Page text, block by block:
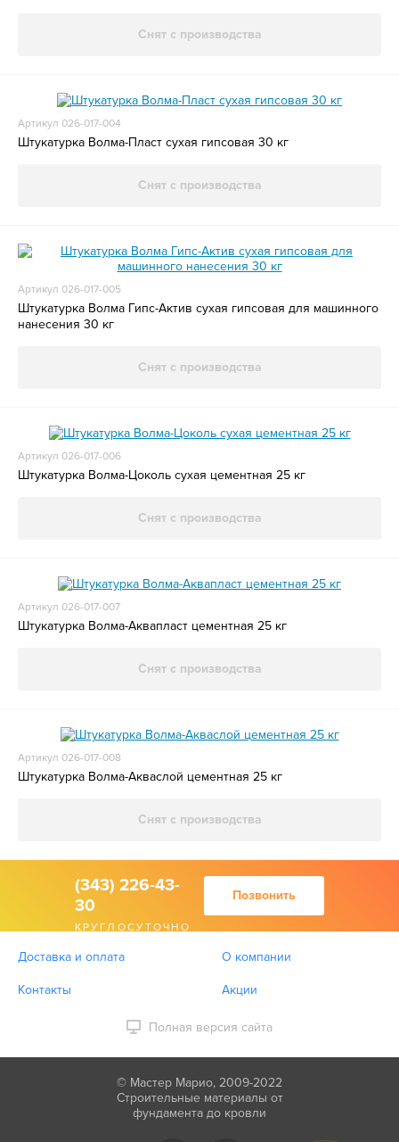
Снят с производства
Артикул 026-017-004
Штукатурка Волма-Пласт сухая гипсовая 30 кг
Снят с производства
Артикул 026-017-005
Штукатурка Волма Гипс-Актив сухая гипсовая для машинного
нанесения 30 кг
Снят с производства
Артикул 026-017-006
Штукатурка Волма-Цоколь сухая цементная 25 кг
Снят с производства
Артикул 026-017-007
Штукатурка Волма-Аквапласт цементная 25 кг
Снят с производства
Артикул 026-017-008
Штукатурка Волма-Акваслой цементная 25 кг
Снят с производства
(343) 226-43-
30
КРУГЛОСУТОЧНО
Позвонить
Доставка и оплата О компании
Контакты Акции
Полная версия сайта
© Мастер Марио, 2009-2022
Строительные материалы от
фундамента до кровли